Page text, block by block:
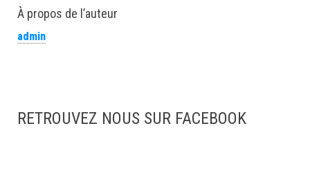
À propos de l’auteur
admin
RETROUVEZ NOUS SUR FACEBOOK